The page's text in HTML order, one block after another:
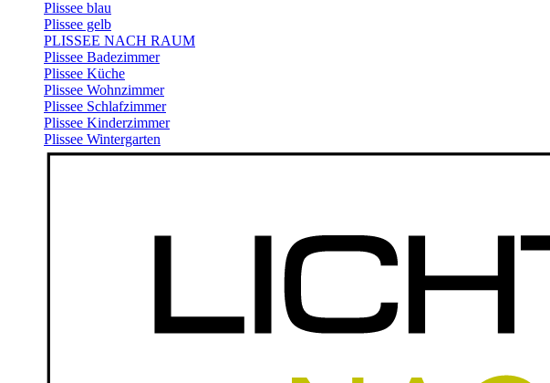
Plissee blau
Plissee gelb
PLISSEE NACH RAUM
Plissee Badezimmer
Plissee Küche
Plissee Wohnzimmer
Plissee Schlafzimmer
Plissee Kinderzimmer
Plissee Wintergarten